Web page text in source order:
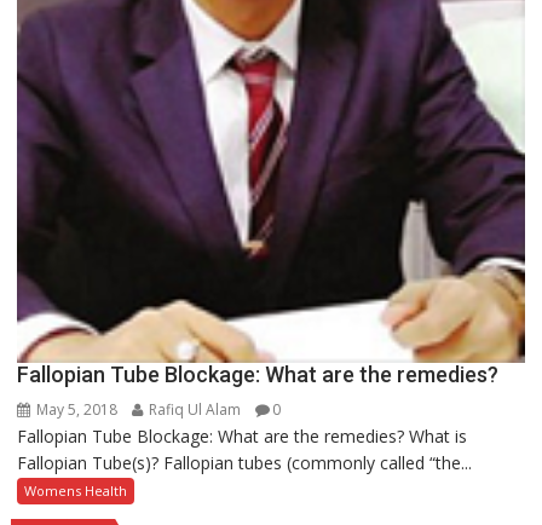
Fallopian Tube Blockage: What are the remedies?
May 5, 2018 Rafiq Ul Alam 0
Fallopian Tube Blockage: What are the remedies? What is
Fallopian Tube(s)? Fallopian tubes (commonly called “the...
Womens Health